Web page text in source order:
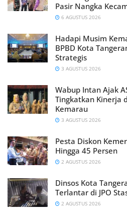
Pasir Nangka
6 AGUSTUS 2026
Hadapi Musim
BPBD Kota
Strategis
3 AGUSTUS 2026
Wabup Intan Ajak
Tingkatkan Kinerja
Kemarau
3 AGUSTUS 2026
Pesta Diskon
Hingga 45 Persen
2 AGUSTUS 2026
Dinsos Kota
Terlantar di JPO
2 AGUSTUS 2026